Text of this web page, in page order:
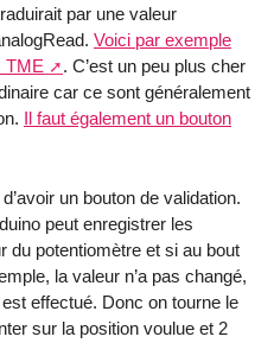
par une valeur
Voici par exemple
TME
. C’est un peu plus cher
car ce sont généralement
Il faut également un bouton
un bouton de validation.
peut enregistrer les
du potentiomètre et si au bout
la valeur n’a pas changé,
effectué. Donc on tourne le
sur la position voulue et 2